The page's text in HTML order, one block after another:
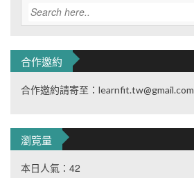
合作邀約
合作邀約請寄至：learnfit.tw@gmail.com
瀏覽量
本日人氣：42